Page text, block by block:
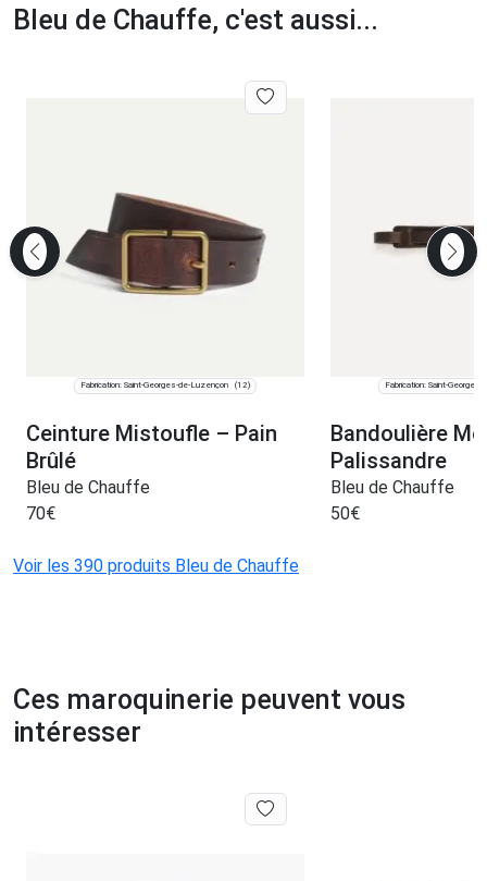
Bleu de Chauffe, c'est aussi...
Fabrication: Saint-Georges-de-Luzençon (12)
Ceinture Mistoufle – Pain
Brûlé
Bleu de Chauffe
70€
Fabrication: Saint-
Bandoulière
Palissandre
Bleu de Chauffe
50€
Voir les 390 produits Bleu de Chauffe
Ces maroquinerie peuvent vous
intéresser